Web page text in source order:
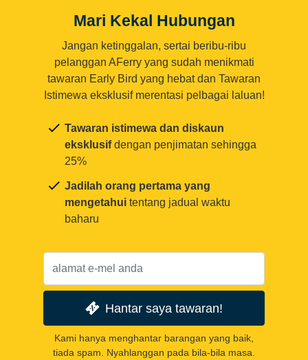
Mari Kekal Hubungan
Jangan ketinggalan, sertai beribu-ribu
pelanggan AFerry yang sudah menikmati
tawaran Early Bird yang hebat dan Tawaran
Istimewa eksklusif merentasi pelbagai laluan!
Tawaran istimewa dan diskaun
eksklusifdengan penjimatan sehingga
25%
Jadilah orang pertama yang
mengetahui tentang jadual waktu
baharu
Hantar saya tawaran!
Kami hanya menghantar barangan yang baik,
tiada spam. Nyahlanggan pada bila-bila masa.